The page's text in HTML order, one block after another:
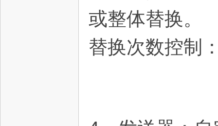
或整体替换。
替换次数控制